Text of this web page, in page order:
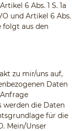
6 Abs. 1 S. 1a
und Artikel 6 Abs.
folgt aus den
zu mir/uns auf,
Daten
werden die Daten
für die
Mein/Unser